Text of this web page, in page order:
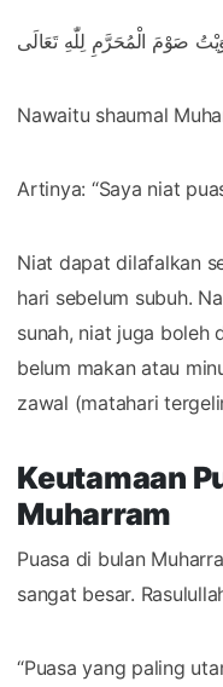
صَوْمَ الْمُحَرَّمِ لِلّٰهِ تَعَالَى
Nawaitu shaumal
Artinya: “Saya niat
Niat dapat dilafalkan
hari sebelum subuh.
sunah, niat juga boleh
belum makan atau
zawal (matahari
Keutamaan
Muharram
Puasa di bulan
sangat besar.
“Puasa yang paling